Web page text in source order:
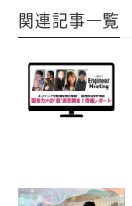
関連記事一覧